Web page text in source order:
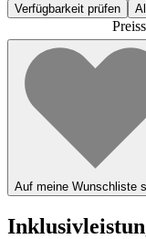
Verfügbarkeit prüfen
Auf meine Wunschliste